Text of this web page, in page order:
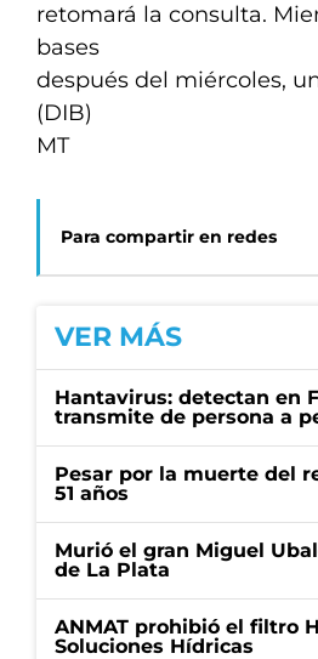
retomará la consulta.
bases
después del miércoles,
(DIB)
MT
Para compartir en redes
VER MÁS
Hantavirus: detectan en
transmite de persona a
Pesar por la muerte del
51 años
Murió el gran Miguel
de La Plata
ANMAT prohibió el filtro
Soluciones Hídricas